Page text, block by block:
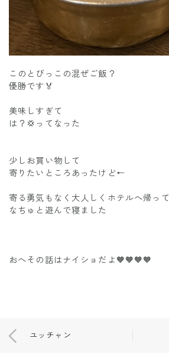
このとびっこの混ぜご飯？
優勝です🏅
美味しすぎて
は？💢ってなった
少しお買い物して
寄りたいところあったけど←
寄る勇気もなく大人しくホテルへ帰って
なちゅと遊んで寝ました
おへその話はナイショだよ🧡🧡🧡🧡
ユッチャン